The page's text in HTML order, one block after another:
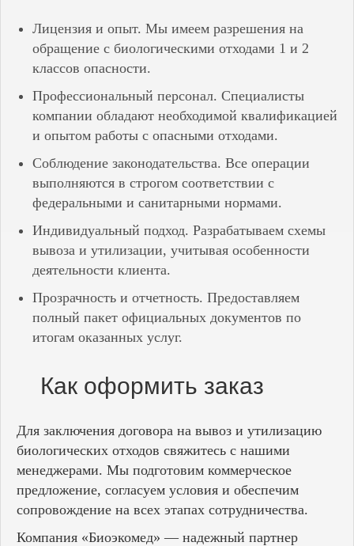
Лицензия и опыт. Мы имеем разрешения на
обращение с биологическими отходами 1 и 2
классов опасности.
Профессиональный персонал. Специалисты
компании обладают необходимой квалификацией
и опытом работы с опасными отходами.
Соблюдение законодательства. Все операции
выполняются в строгом соответствии с
федеральными и санитарными нормами.
Индивидуальный подход. Разрабатываем схемы
вывоза и утилизации, учитывая особенности
деятельности клиента.
Прозрачность и отчетность. Предоставляем
полный пакет официальных документов по
итогам оказанных услуг.
Как оформить заказ
Для заключения договора на вывоз и утилизацию
биологических отходов свяжитесь с нашими
менеджерами. Мы подготовим коммерческое
предложение, согласуем условия и обеспечим
сопровождение на всех этапах сотрудничества.
Компания «Биоэкомед» — надежный партнер